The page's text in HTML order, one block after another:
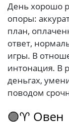
День хорошо
опоры:
план,
ответ,
игры. В
интонация. В
деньгах,
поводом
🟣♈ Овен